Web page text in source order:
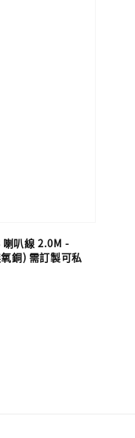
喇叭線 2.0M -
銅) 需訂製可私